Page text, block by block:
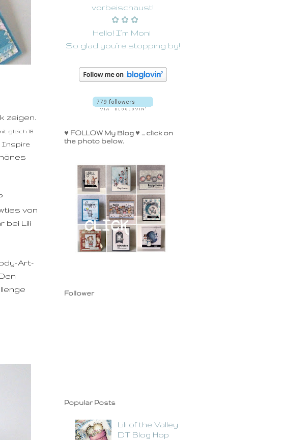
zeigen.
gleich 18
Inspire
von
bei Lili
Art-
vorbeischaust!
✿ ✿ ✿
Hello! I´m Moni
So glad you´re stopping by!
♥ FOLLOW My Blog ♥ ... click on
the photo below.
Follower
Popular Posts
Lili of the Valley
DT Blog Hop